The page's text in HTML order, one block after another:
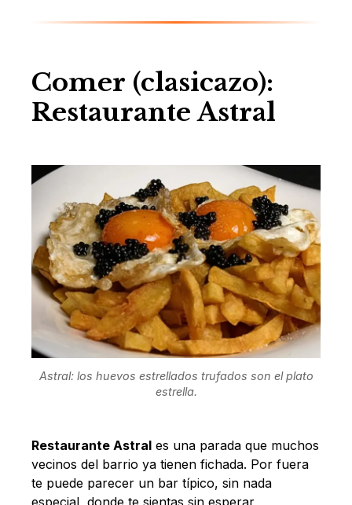
Comer (clasicazo):
Restaurante Astral
Astral: los huevos estrellados trufados son el plato
estrella.
Restaurante Astral es una parada que muchos
vecinos del barrio ya tienen fichada. Por fuera
te puede parecer un bar típico, sin nada
especial, donde te sientas sin esperar